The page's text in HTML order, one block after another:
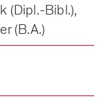
(Dipl.-Bibl.),
(B.A.)